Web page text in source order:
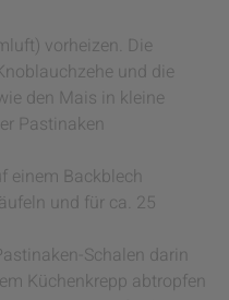
vorheizen. Die
und die
den Mais in kleine
Pastinaken
einem Backblech
und für ca. 25
Schalen darin
Küchenkrepp abtropfen